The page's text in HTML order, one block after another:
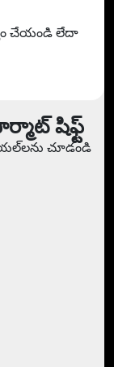
చేయండి లేదా
షిఫ్ట్
చూడండి